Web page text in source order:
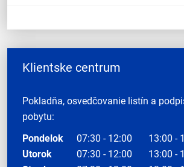
Klientske centrum
Pokladňa, osvedčovanie listín a
pobytu:
Pondelok
07:30 - 12:00
13:00 -
Utorok
07:30 - 12:00
13:00 -